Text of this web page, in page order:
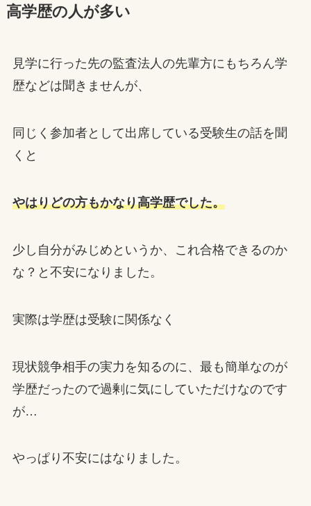
高学歴の人が多い
見学に行った先の監査法人の先輩方にもちろん学
歴などは聞きませんが、
同じく参加者として出席している受験生の話を聞
くと
やはりどの方もかなり高学歴でした。
少し自分がみじめというか、これ合格できるのか
な？と不安になりました。
実際は学歴は受験に関係なく
現状競争相手の実力を知るのに、最も簡単なのが
学歴だったので過剰に気にしていただけなのです
が…
やっぱり不安にはなりました。